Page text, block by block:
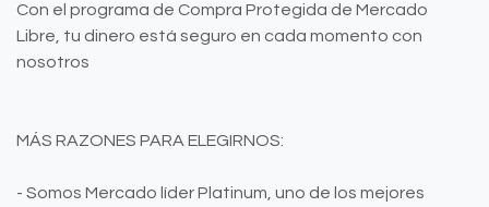
Con el programa de Compra Protegida de Mercado
Libre, tu dinero está seguro en cada momento con
nosotros
MÁS RAZONES PARA ELEGIRNOS:
- Somos Mercado líder Platinum, uno de los mejores